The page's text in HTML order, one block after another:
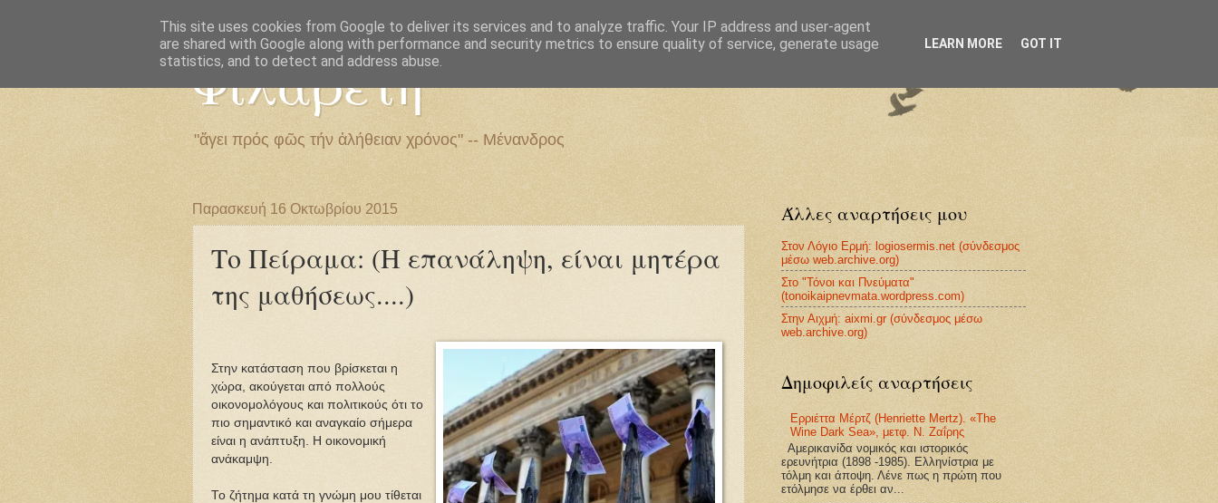
Φιλαρέτη
"ἄγει πρός φῶς τήν ἀλήθειαν χρόνος" -- Μένανδρος
Παρασκευή 16 Οκτωβρίου 2015
Το Πείραμα: (Η επανάληψη, είναι μητέρα
της μαθήσεως....)
Στην κατάσταση που βρίσκεται η
χώρα, ακούγεται από πολλούς
οικονομολόγους και πολιτικούς ότι το
πιο σημαντικό και αναγκαίο σήμερα
είναι η ανάπτυξη. Η οικονομική
ανάκαμψη.
Το ζήτημα κατά τη γνώμη μου τίθεται
Άλλες αναρτήσεις μου
Στον Λόγιο Ερμή: logiosermis.net (σύνδεσμος
μέσω web.archive.org)
Στο "Τόνοι και Πνεύματα"
(tonoikaipnevmata.wordpress.com)
Στην Αιχμή: aixmi.gr (σύνδεσμος μέσω
web.archive.org)
Δημοφιλείς αναρτήσεις
Ερριέττα Μέρτζ (Henriette Mertz). «The
Wine Dark Sea», μετφ. Ν. Ζαΐρης
Αμερικανίδα νομικός και ιστορικός
ερευνήτρια (1898 -1985). Ελληνίστρια με
τόλμη και άποψη. Λένε πως η πρώτη που
ετόλμησε να έρθει αν...
This site uses cookies from Google to deliver its services and to analyze traffic. Your IP address and user-agent
are shared with Google along with performance and security metrics to ensure quality of service, generate usage
statistics, and to detect and address abuse.
LEARN MORE GOT IT